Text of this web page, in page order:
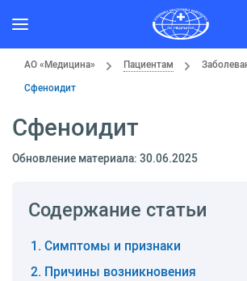
АО «Медицина» Пациентам
Сфеноидит
Сфеноидит
Обновление материала: 30.06.2025
Содержание статьи
Симптомы и признаки
Причины возникновения